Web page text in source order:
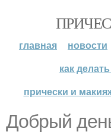
главная новости
как
прически и
Добрый